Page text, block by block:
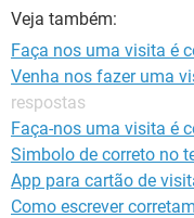
Veja também:
Faça nos uma visita é
Venha nos fazer uma
respostas
Faça-nos uma visita é
Simbolo de correto no
App para cartão de
Como escrever